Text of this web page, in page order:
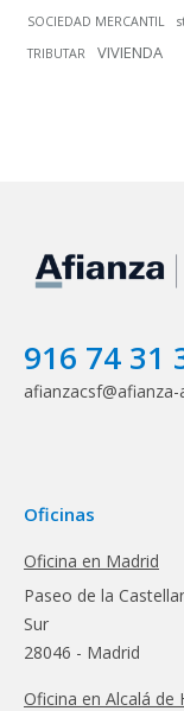
SOCIEDAD MERCANTIL
TRIBUTAR
VIVIENDA
916 74 31
afianzacsf@afianza-
Oficinas
Oficina en Madrid
Paseo de la
Sur
28046 - Madrid
Oficina en Alcalá de